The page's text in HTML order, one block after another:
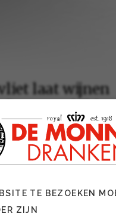
laat wijnen
Rotschild
TE BEZOEKEN
ZIJN